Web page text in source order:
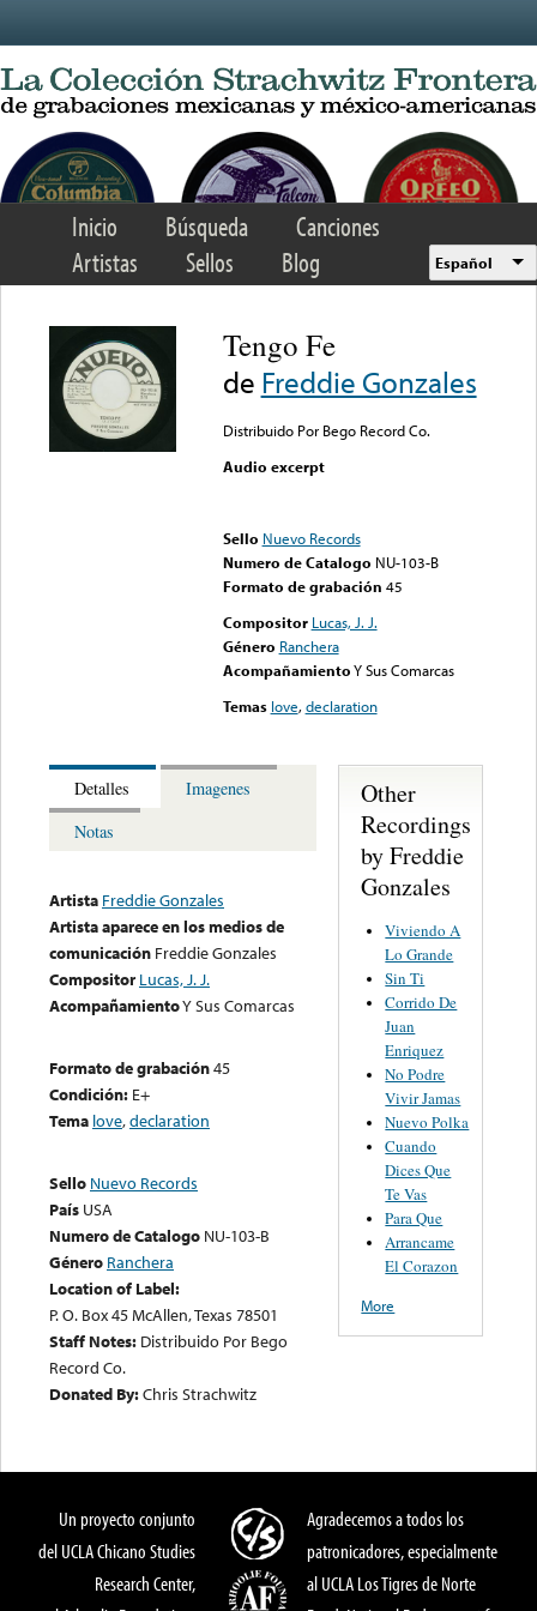
Inicio Búsqueda
Canciones
Artistas
Sellos Blog Español
Tengo Fe
de Freddie Gonzales
Distribuido Por Bego Record Co.
Audio excerpt
Sello Nuevo Records
Numero de Catalogo NU-103-B
Formato de grabación 45
Compositor Lucas, J. J.
Género Ranchera
AcompañamientoY Sus Comarcas
Temas love,declaration
Detalles
Imagenes
Notas
Artista Freddie Gonzales
Artista aparece en los medios de
comunicación Freddie Gonzales
Compositor Lucas, J. J.
AcompañamientoY Sus Comarcas
Formato de grabación45
Condición: E+
Tema love,declaration
Sello Nuevo Records
País USA
Numero de Catalogo NU-103-B
Género Ranchera
Location of Label:
P. O. Box 45 McAllen, Texas 78501
Staff Notes: Distribuido Por Bego
Record Co.
Donated By:Chris Strachwitz
Other
Recordings
by Freddie
Gonzales
Viviendo A
Lo Grande
Sin Ti
Corrido De
Juan
Enriquez
No Podre
Vivir Jamas
Nuevo Polka
Cuando
Dices Que
Te Vas
Para Que
Arrancame
El Corazon
More
Un proyecto conjunto
del UCLA Chicano Studies
Research Center,
Agradecemos a todos los
patronicadores, especialmente
al UCLA Los Tigres de Norte